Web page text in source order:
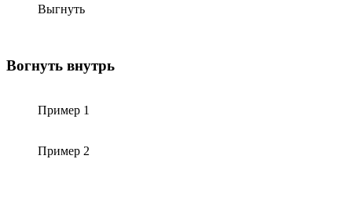
Выгнуть
Вогнуть внутрь
Пример 1
Пример 2